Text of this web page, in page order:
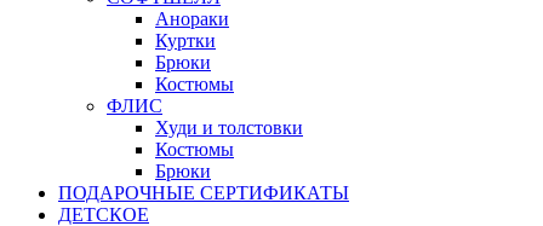
Анораки
Куртки
Брюки
Костюмы
ФЛИС
Худи и толстовки
Костюмы
Брюки
ПОДАРОЧНЫЕ СЕРТИФИКАТЫ
ДЕТСКОЕ